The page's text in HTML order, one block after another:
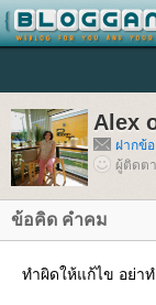
Alex
ฝากข้
ผู้ติดต
ข้อคิด คำคม
ทำผิดให้แก้ไข อย่า